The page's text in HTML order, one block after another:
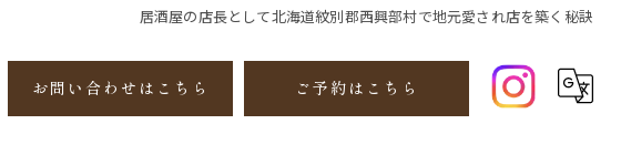
居酒屋の店長として北海道紋別郡西興部村で地元愛され店を築く秘訣
お問い合わせはこちら ご予約はこちら